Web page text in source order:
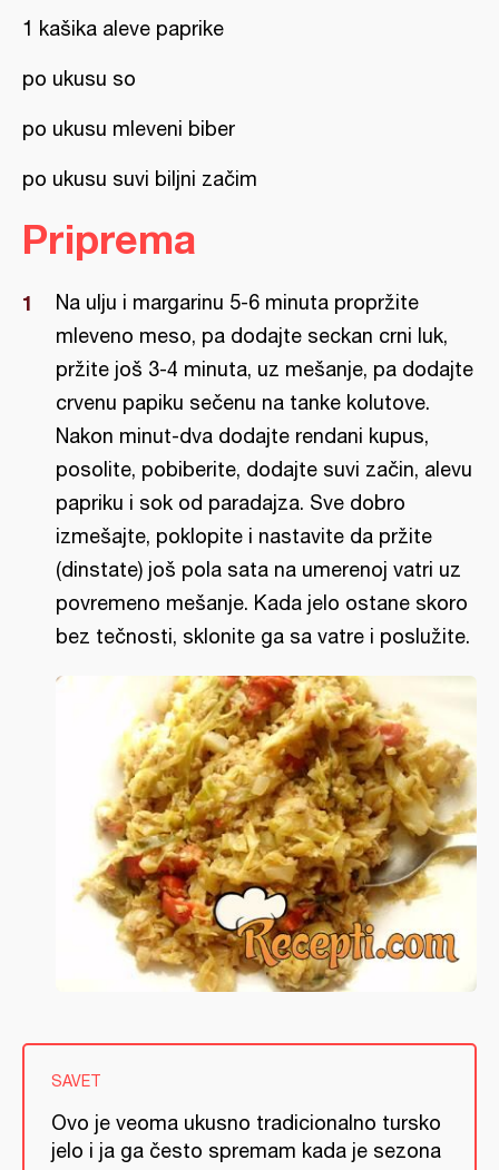
1 kašika aleve paprike
po ukusu so
po ukusu mleveni biber
po ukusu suvi biljni začim
Priprema
Na ulju i margarinu 5-6 minuta propržite
mleveno meso, pa dodajte seckan crni luk,
pržite još 3-4 minuta, uz mešanje, pa dodajte
crvenu papiku sečenu na tanke kolutove.
Nakon minut-dva dodajte rendani kupus,
posolite, pobiberite, dodajte suvi začin, alevu
papriku i sok od paradajza. Sve dobro
izmešajte, poklopite i nastavite da pržite
(dinstate) još pola sata na umerenoj vatri uz
povremeno mešanje. Kada jelo ostane skoro
bez tečnosti, sklonite ga sa vatre i poslužite.
SAVET
Ovo je veoma ukusno tradicionalno tursko
jelo i ja ga često spremam kada je sezona